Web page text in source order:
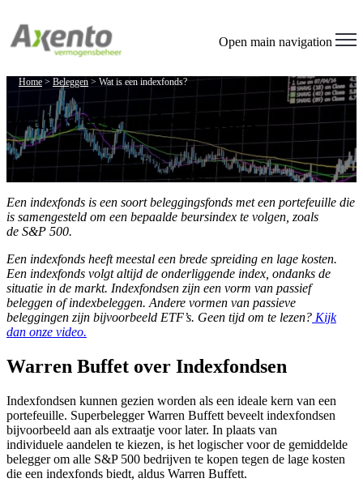
All
Accessibility
reader.
To
start
the
All
One
Accessibility
screen
press
"Ctrl
+
/".
This
shortcut
the
screen
to
help
you
navigate
and
interact
Open main navigation
Home > Beleggen > Wat is een indexfonds?
Wat is een indexfonds?
Geschreven door Wessel Stuijt
Laatst geüpdatet op 20 september 2021
Een indexfonds is een soort beleggingsfonds met een portefeuille die
is samengesteld om een bepaalde beursindex te volgen, zoals
de S&P 500.
Een indexfonds heeft meestal een brede spreiding en lage kosten.
Een indexfonds volgt altijd de onderliggende index, ondanks de
situatie in de markt. Indexfondsen zijn een vorm van passief
beleggen of indexbeleggen. Andere vormen van passieve
beleggingen zijn bijvoorbeeld ETF’s. Geen tijd om te lezen? Kijk
dan onze video.
Warren Buffet over Indexfondsen
Indexfondsen kunnen gezien worden als een ideale kern van een
portefeuille. Superbelegger Warren Buffett beveelt indexfondsen
bijvoorbeeld aan als extraatje voor later. In plaats van
individuele aandelen te kiezen, is het logischer voor de gemiddelde
belegger om alle S&P 500 bedrijven te kopen tegen de lage kosten
die een indexfonds biedt, aldus Warren Buffett.